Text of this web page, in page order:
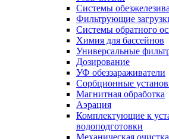
Системы
Фильтрующие
Системы обратного
Химия для бассейнов
Универсальные
Дозирование
УФ обеззараживатели
Сорбционные
Магнитная обработка
Аэрация
Комплектующие к
водоподготовки
Механическая